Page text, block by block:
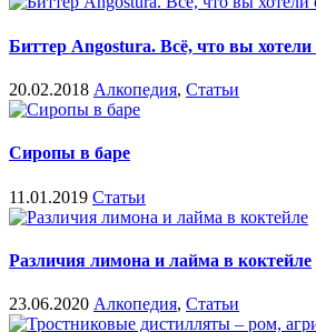
Биттер Angostura. Всё, что вы хотели
20.02.2018 Алкопедия, Статьи
Сиропы в баре
11.01.2019 Статьи
Различия лимона и лайма в коктейле
23.06.2020 Алкопедия, Статьи